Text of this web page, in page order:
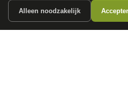
Alleen noodzakelijk